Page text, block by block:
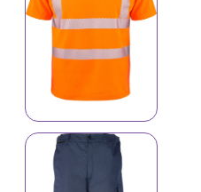
Reflektiv geyimlər
16103